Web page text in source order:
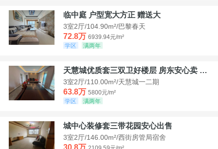
临中庭 户型宽大方正 赠送大
3室2厅/104.90m²/巴黎春天
72.8万 6939.94元/m²
学区
满两年
天慧城优质套三双卫好楼层 房东安心卖 价格好谈
3室2厅/110.00m²/天慧城一二期
63.8万 5800元/m²
学区
满两年
城中心装修套三带花园安心出售
3室2厅/146.00m²/西街房管局宿舍
30.8万